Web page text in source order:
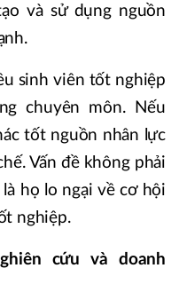
và sử dụng nguồn
sinh viên tốt nghiệp
chuyên môn. Nếu
tốt nguồn nhân lực
Vấn đề không phải
họ lo ngại về cơ hội
nghiệp.
cứu và doanh